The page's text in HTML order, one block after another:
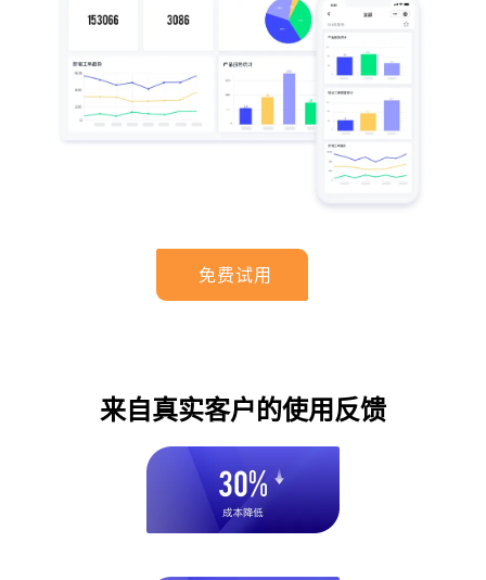
免费试用
来自真实客户的使用反馈